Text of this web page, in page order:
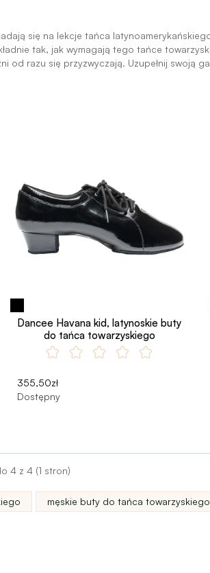
się na lekcje tańca
tak, jak wymagają tego tańce
razu się przyzwyczają. Uzupełnij swoją
Dancee Havana kid, latynoskie buty
do tańca towarzyskiego
355,50zł
Dostępny
4 z 4 (1 stron)
męskie buty do tańca towarzyskiego